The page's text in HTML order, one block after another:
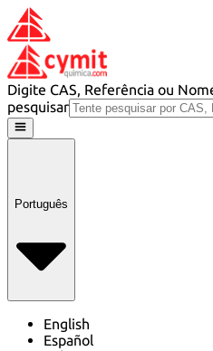
Digite CAS, Referência ou
pesquisar
Português
English
Español